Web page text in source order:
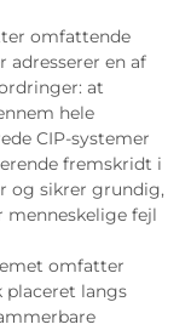
omfattende
adresserer en af
at
hele
CIP-systemer
fremskridt i
og sikrer grundig,
fejl
omfatter
placeret langs